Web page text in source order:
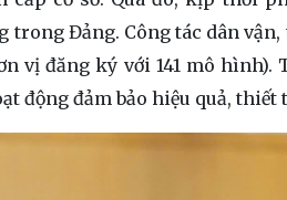
Đảng. Công tác dân
vị đăng ký với 141 mô hình).
động đảm bảo hiệu quả, thiết